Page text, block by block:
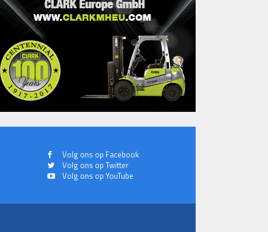
Volg ons op Facebook
Volg ons op Twitter
Volg ons op YouTube